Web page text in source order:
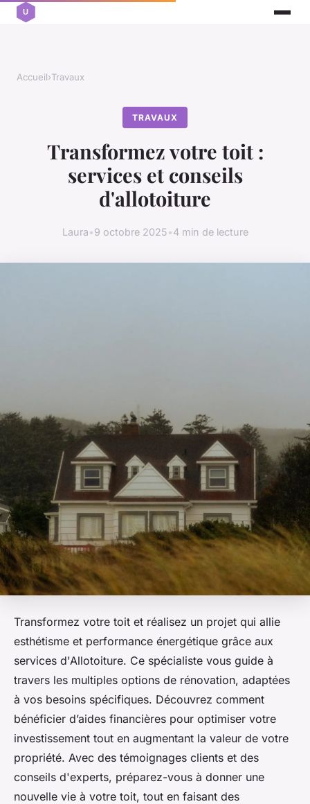
Accueil›Travaux
TRAVAUX
Transformez votre toit :
services et conseils
d'allotoiture
Laura•9 octobre 2025•4 min de lecture
Transformez votre toit et réalisez un projet qui allie
esthétisme et performance énergétique grâce aux
services d'Allotoiture. Ce spécialiste vous guide à
travers les multiples options de rénovation, adaptées
à vos besoins spécifiques. Découvrez comment
bénéficier d’aides financières pour optimiser votre
investissement tout en augmentant la valeur de votre
propriété. Avec des témoignages clients et des
conseils d'experts, préparez-vous à donner une
nouvelle vie à votre toit, tout en faisant des